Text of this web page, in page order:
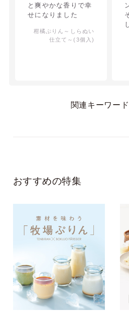
と爽やかな香りで幸
せになりました
柑橘ぷりん～しらぬい
仕立て～(3個入)
関連キーワー
おすすめの特集